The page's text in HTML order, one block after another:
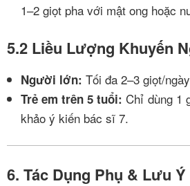
1–2 giọt pha với mật ong hoặc
5.2 Liều Lượng Khuyến
Người lớn: Tối đa 2–3 giọt/
Trẻ em trên 5 tuổi: Chỉ dùng 1
khảo ý kiến bác sĩ 7.
6. Tác Dụng Phụ & Lưu Ý